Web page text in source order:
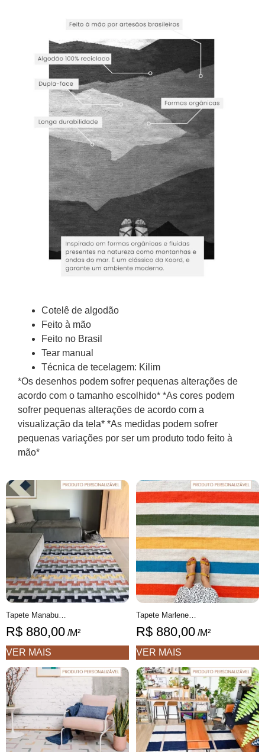
Cotelê de algodão
Feito à mão
Feito no Brasil
Tear manual
Técnica de tecelagem: Kilim
*Os desenhos podem sofrer pequenas alterações de
acordo com o tamanho escolhido* *As cores podem
sofrer pequenas alterações de acordo com a
visualização da tela* *As medidas podem sofrer
pequenas variações por ser um produto todo feito à
mão*
Tapete Manabu Personalizável Geométrico feito à mão, 100% algodão reciclado
R$ 880,00 /M²
VER MAIS
Tapete Marlene Personalizável Listrado feito à mão, 100% algodão reciclado
R$ 880,00 /M²
VER MAIS